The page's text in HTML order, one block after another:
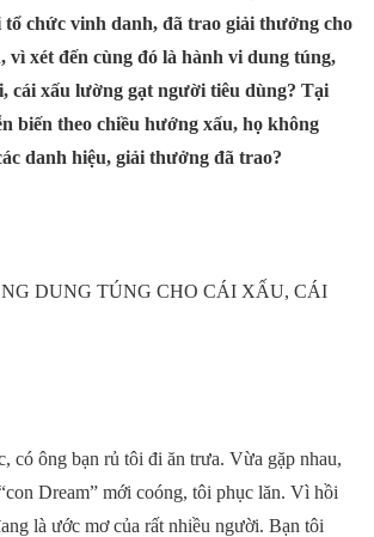
chức vinh danh, đã trao giải thưởng cho
vì xét đến cùng đó là hành vi dung túng,
cái xấu lường gạt người tiêu dùng? Tại
biến theo chiều hướng xấu, họ không
danh hiệu, giải thưởng đã trao?
DUNG TÚNG CHO CÁI XẤU, CÁI
có ông bạn rủ tôi đi ăn trưa. Vừa gặp nhau,
Dream” mới coóng, tôi phục lăn. Vì hồi
là ước mơ của rất nhiều người. Bạn tôi